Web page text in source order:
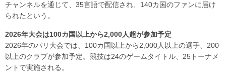
チャンネルを通じて、35言語で配信され、140カ国のファンに届け
られたという。
2026年大会は100カ国以上から2,000人超が参加予定
2026年のパリ大会では、100カ国以上から2,000人以上の選手、200
以上のクラブが参加予定。競技は24のゲームタイトル、25トーナメ
ントで実施される。